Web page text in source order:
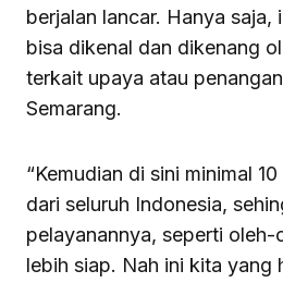
berjalan lancar. Hanya saja,
bisa dikenal dan dikenang
terkait upaya atau
Semarang.
“Kemudian di sini minimal
dari seluruh Indonesia,
pelayanannya, seperti oleh-
lebih siap. Nah ini kita yang